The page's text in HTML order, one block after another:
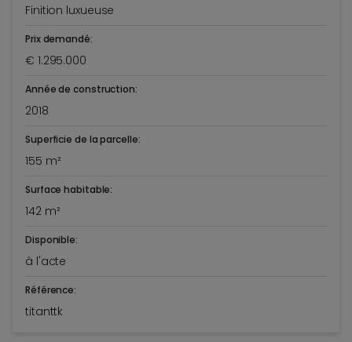
Finition luxueuse
Prix demandé:
€ 1.295.000
Année de construction:
2018
Superficie de la parcelle:
155 m²
Surface habitable:
142 m²
Disponible:
à l'acte
Référence:
titanttk